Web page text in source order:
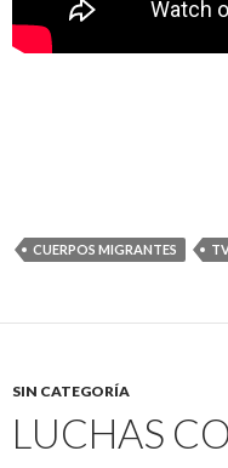
CUERPOS MIGRANTES
SIN CATEGORÍA
LUCHAS